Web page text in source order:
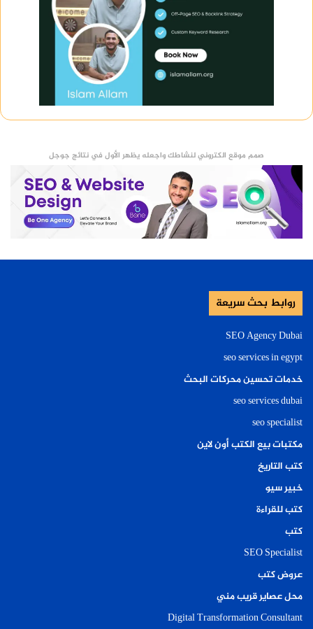
صمم موقع الكتروني لنشاطك واجعله يظهر الأول في نتائج جوجل
روابط بحث سريعة
SEO Agency Dubai
seo services in egypt
خدمات تحسين محركات البحث
seo services dubai
seo specialist
مكتبات بيع الكتب أون لاين
كتب التاريخ
خبير سيو
كتب للقراءة
كتب
SEO Specialist
عروض كتب
محل عصاير قريب مني
Digital Transformation Consultant